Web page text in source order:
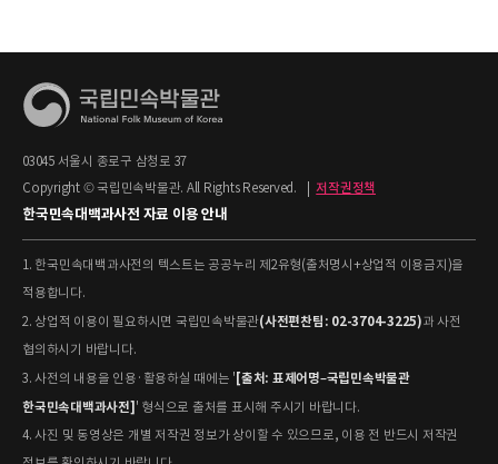
03045 서울시 종로구 삼청로 37
Copyright © 국립민속박물관. All Rights Reserved.
저작권정책
한국민속대백과사전 자료 이용 안내
1. 한국민속대백과사전의 텍스트는 공공누리 제2유형(출처명시+상업적 이용금지)을
적용합니다.
2. 상업적 이용이 필요하시면 국립민속박물관(사전편찬팀: 02-3704-3225)과 사전
협의하시기 바랍니다.
3. 사전의 내용을 인용·활용하실 때에는 ' [출처: 표제어명–국립민속박물관
한국민속대백과사전] ' 형식으로 출처를 표시해 주시기 바랍니다.
4. 사진 및 동영상은 개별 저작권 정보가 상이할 수 있으므로, 이용 전 반드시 저작권